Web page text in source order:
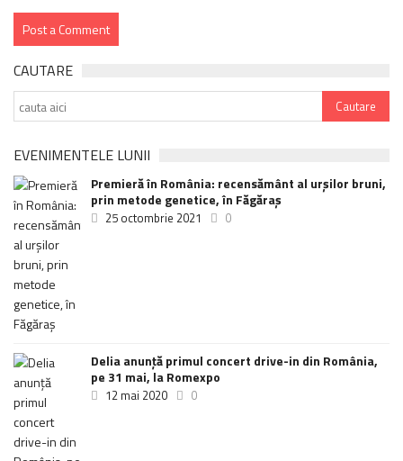
CAUTARE
EVENIMENTELE LUNII
Premieră în România: recensământ al urșilor bruni,
prin metode genetice, în Făgăraș
25 octombrie 2021 0
Delia anunţă primul concert drive-in din România,
pe 31 mai, la Romexpo
12 mai 2020 0